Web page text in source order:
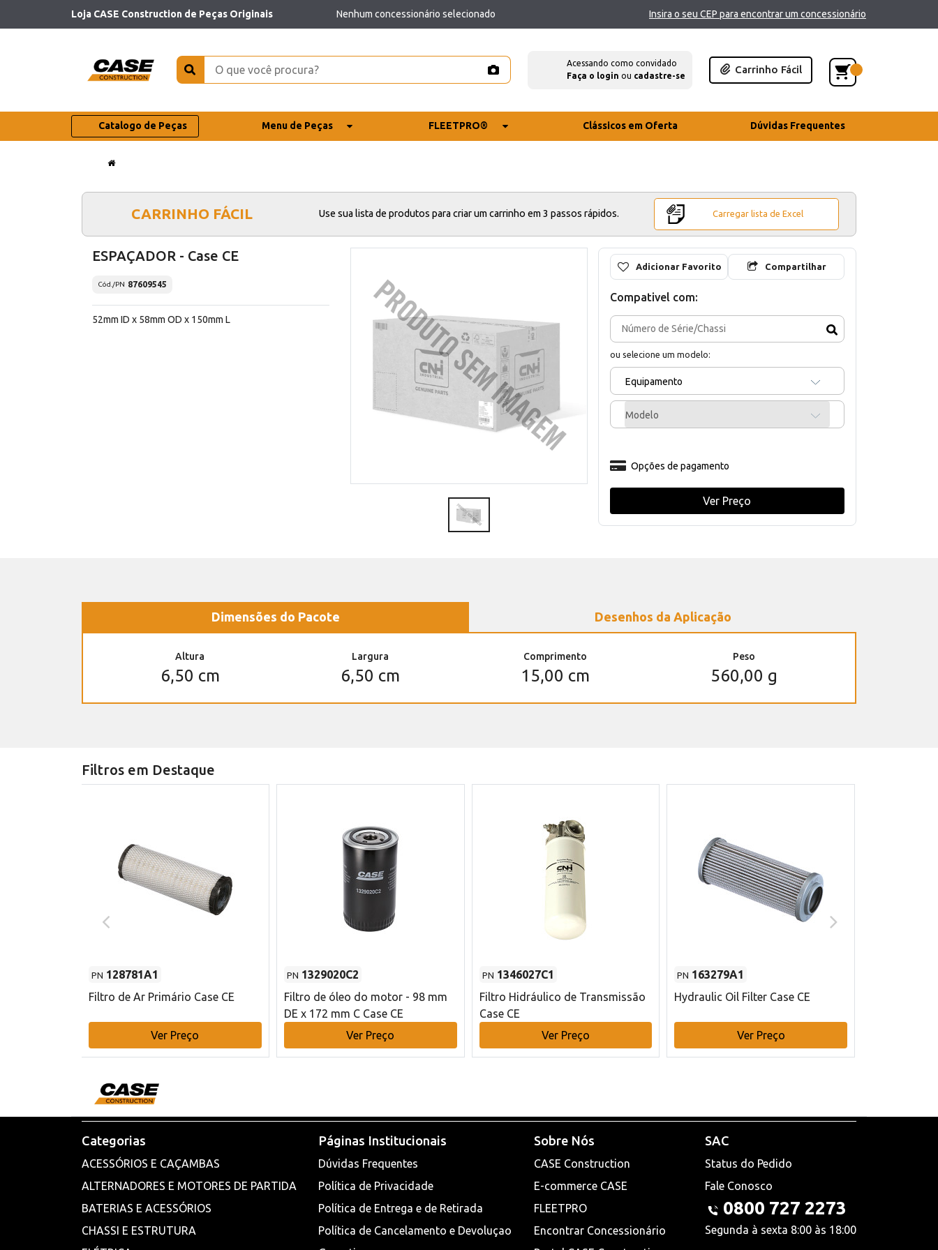
Loja CASE Construction de Peças Originais Nenhum concessionário selecionado Insira o seu CEP para encontrar um concessionário
Acessando como convidado
Faça o login ou cadastre-se
Carrinho Fácil
Catalogo de Peças Menu de Peças FLEETPRO® Clássicos em Oferta Dúvidas Frequentes
CARRINHO FÁCIL Use sua lista de produtos para criar um carrinho em 3 passos rápidos. Carregar lista de Excel
ESPAÇADOR - Case CE
Cód./PN 87609545
52mm ID x 58mm OD x 150mm L
Adicionar Favorito Compartilhar
Compativel com:
ou selecione um modelo:
Equipamento
Modelo
Opções de pagamento
Ver Preço
Dimensões do Pacote Desenhos da Aplicação
Altura
6,50 cm
Largura
6,50 cm
Comprimento
15,00 cm
Peso
560,00 g
Filtros em Destaque
PN 128781A1
Filtro de Ar Primário Case CE
Ver Preço
PN 1329020C2
Filtro de óleo do motor - 98 mm
DE x 172 mm C Case CE
Ver Preço
PN 1346027C1
Filtro Hidráulico de Transmissão
Case CE
Ver Preço
PN 163279A1
Hydraulic Oil Filter Case CE
Ver Preço
Categorias
ACESSÓRIOS E CAÇAMBAS
ALTERNADORES E MOTORES DE PARTIDA
BATERIAS E ACESSÓRIOS
CHASSI E ESTRUTURA
Páginas Institucionais
Dúvidas Frequentes
Política de Privacidade
Política de Entrega e de Retirada
Política de Cancelamento e Devoluçao
Sobre Nós
CASE Construction
E-commerce CASE
FLEETPRO
Encontrar Concessionário
SAC
Status do Pedido
Fale Conosco
0800 727 2273
Segunda à sexta 8:00 às 18:00